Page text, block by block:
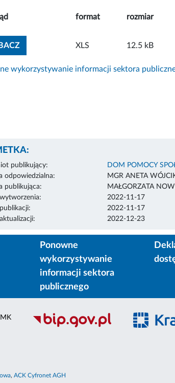
format rozmiar
ZOBACZ ZAŁĄCZNIK
XLS 12.5 kB
wykorzystywanie informacji sektora
publikujący:
DOM POMOCY
odpowiedzialna:
MGR ANETA
publikująca:
MAŁGORZATA
2022-11-17
2022-11-17
2022-12-23
Ponowne
wykorzystywanie
informacji sektora
publicznego
, ACK Cyfronet AGH